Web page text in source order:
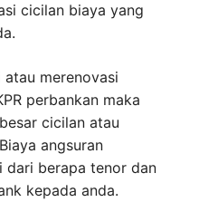
cicilan biaya yang
merenovasi
perbankan maka
cicilan atau
angsuran
dari berapa tenor dan
kepada anda.